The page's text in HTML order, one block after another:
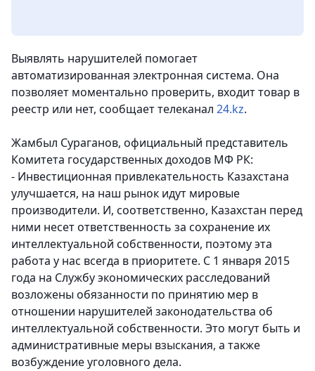
Выявлять нарушителей помогает
автоматизированная электронная система. Она
позволяет моментально проверить, входит товар в
реестр или нет, сообщает телеканал 24.kz.
Жамбыл Сураганов, официальный представитель
Комитета государственных доходов МФ РК:
- Инвестиционная привлекательность Казахстана
улучшается, на наш рынок идут мировые
производители. И, соответственно, Казахстан перед
ними несет ответственность за сохранение их
интеллектуальной собственности, поэтому эта
работа у нас всегда в приоритете. С 1 января 2015
года на Службу экономических расследований
возложены обязанности по принятию мер в
отношении нарушителей законодательства об
интеллектуальной собственности. Это могут быть и
административные меры взыскания, а также
возбуждение уголовного дела.